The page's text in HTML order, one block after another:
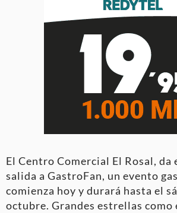
El Centro Comercial El Rosal,
salida a GastroFan, un evento
comienza hoy y durará hasta el
octubre. Grandes estrellas como